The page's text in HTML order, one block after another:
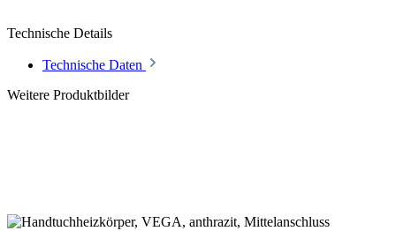
Technische Details
Technische Daten
Weitere Produktbilder